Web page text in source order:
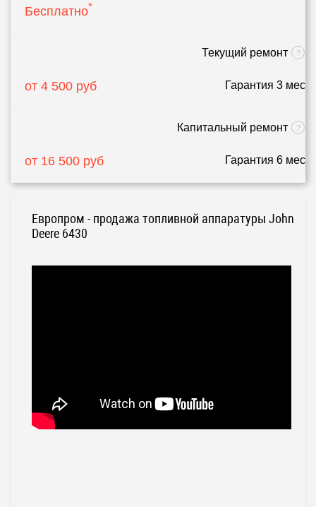
Бесплатно*
Текущий ремонт
от 4 500 руб Гарантия 3 мес
Капитальный ремонт
от 16 500 руб Гарантия 6 мес
Европром - продажа топливной аппаратуры John
Deere 6430